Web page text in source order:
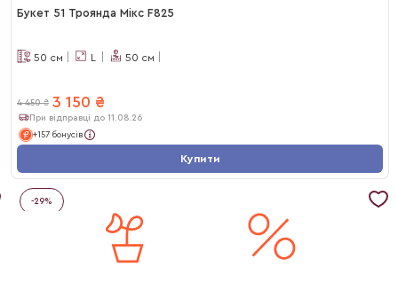
Букет 51 Троянда Мікс F825
50 см L 50 см
4 450 ₴ 3 150 ₴
При відправці до 11.08.26
+157 бонусів
Купити
-29%